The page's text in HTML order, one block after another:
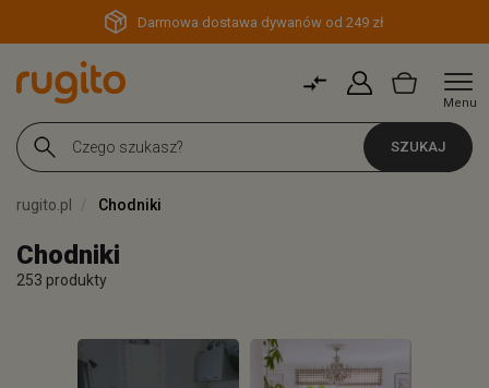
Darmowa dostawa dywanów od 249 zł
Menu
SZUKAJ
rugito.pl Chodniki
Chodniki
253 produkty